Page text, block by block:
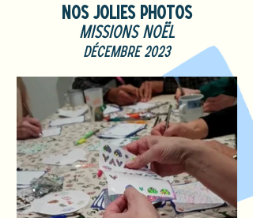
nos jolies photoS
missions noël
décembre 2023